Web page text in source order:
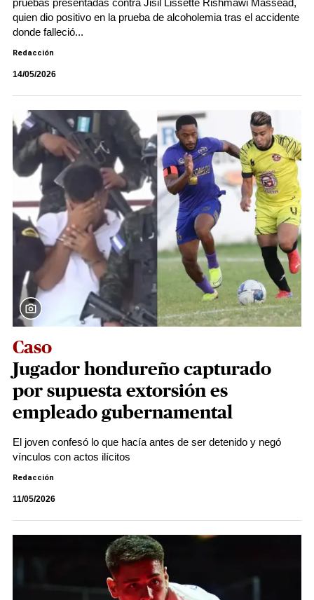
pruebas presentadas contra Jisil Lissette Rishmawi Massead,
quien dio positivo en la prueba de alcoholemia tras el accidente
donde falleció...
Redacción
14/05/2026
Caso
Jugador hondureño capturado
por supuesta extorsión es
empleado gubernamental
El joven confesó lo que hacía antes de ser detenido y negó
vínculos con actos ilícitos
Redacción
11/05/2026